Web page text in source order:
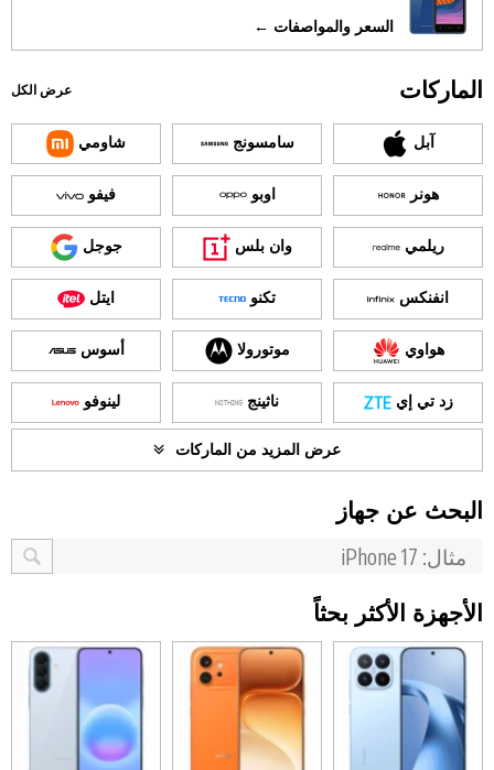
السعر والمواصفات ←
الماركات عرض الكل
آبل سامسونج شاومي
هونر اوبو فيفو
ريلمي وان بلس جوجل
انفنكس تكنو ايتل
هواوي موتورولا أسوس
زد تي إي ناثينج لينوفو
عرض المزيد من الماركات
البحث عن جهاز
الأجهزة الأكثر بحثاً